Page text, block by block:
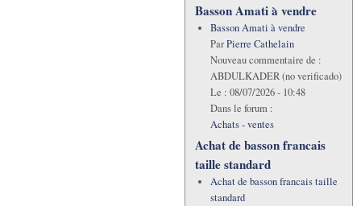
Basson Amati à vendre
Basson Amati à vendre
ParPierre Cathelain
Nouveau commentaire de :
ABDULKADER (no verificado)
Le : 08/07/2026 - 10:48
Dans le forum :
Achats - ventes
Achat de basson francais
taille standard
Achat de basson francais taille
standard